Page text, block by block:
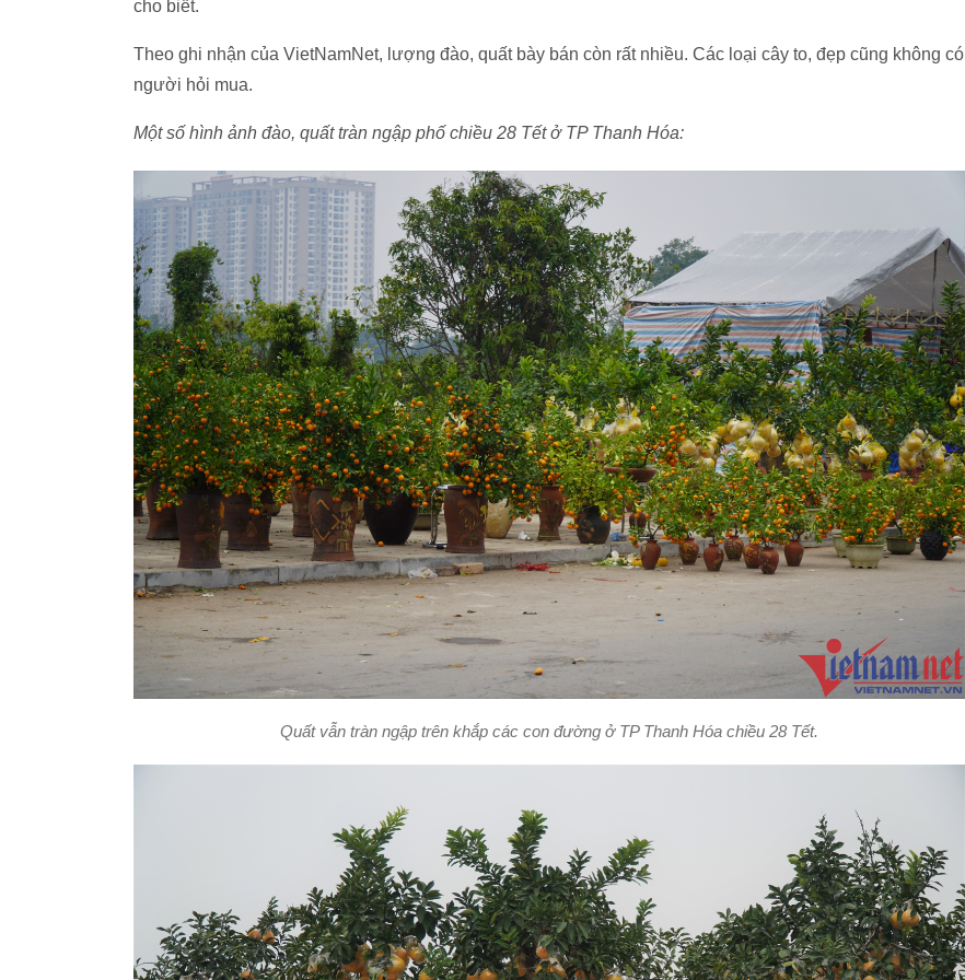
cho biết.
Theo ghi nhận của VietNamNet, lượng đào, quất bày bán còn rất nhiều. Các loại cây to, đẹp cũng không có
người hỏi mua.
Một số hình ảnh đào, quất tràn ngập phố chiều 28 Tết ở TP Thanh Hóa:
Quất vẫn tràn ngập trên khắp các con đường ở TP Thanh Hóa chiều 28 Tết.